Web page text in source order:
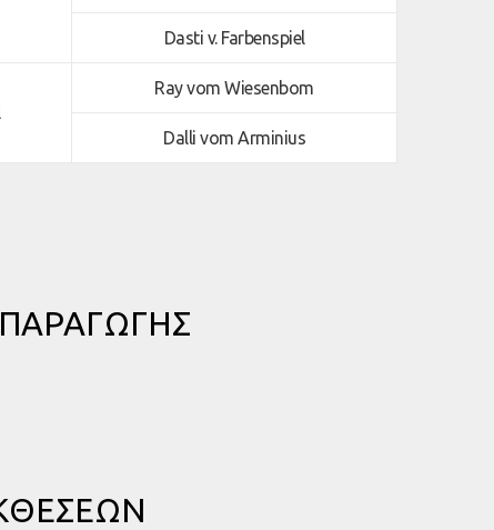
Dasti v. Farbenspiel
Ray vom Wiesenbom
Dalli vom Arminius